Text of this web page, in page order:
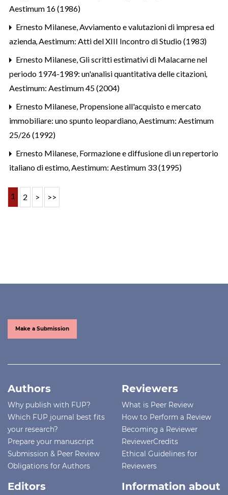
Aestimum 16 (1986)
Ernesto Milanese,Avviamento e valutazioni di impresa ed
azienda,Aestimum: Atti del XIII Incontro di Studio (1983)
Ernesto Milanese,Gli scritti estimativi di Malacarne nel
periodo 1974-1989: un'analisi quantitativa delle citazioni,
Aestimum: Aestimum 45 (2004)
Ernesto Milanese, Propensione all'acquisto e mercato
immobiliare: uno spunto leopardiano,Aestimum: Aestimum
25/26 (1992)
Ernesto Milanese, Formazione e diffusione di un repertorio
italiano di estimo,Aestimum: Aestimum 33 (1995)
1 2 > >>
Make a Submission
Authors
Why publish with FUP?
Which FUP journal best fits
your research?
Prepare your manuscript
Submission & Peer Review
Obligations for Authors
Reviewers
What is Peer Review
How to Perform a Review
Becoming a Reviewer
ReviewerCredits
Ethical Guidelines for
Reviewers
Editors
Information about